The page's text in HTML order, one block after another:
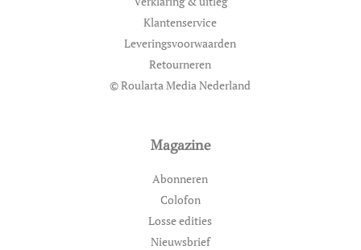
Klantenservice
Leveringsvoorwaarden
Retourneren
© Roularta Media Nederland
Magazine
Abonneren
Colofon
Losse edities
Nieuwsbrief